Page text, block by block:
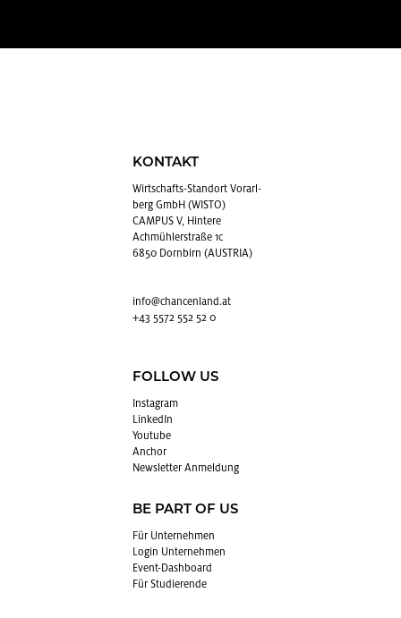
KONTAKT
Wirt­schafts-Stand­ort Vor­arl­
berg GmbH (WISTO)
CAMPUS V, Hintere
Achmühlerstraße 1c
6850 Dornbirn (AUSTRIA)
info@​chancenland.​at
+43 5572 552 52 0
FOLLOW US
In­sta­gram
Lin­kedIn
You­tube
An­chor
News­let­ter An­mel­dung
BE PART OF US
Für Un­ter­neh­men
Login Un­ter­neh­men
Event-Da­sh­board
Für Stu­die­ren­de